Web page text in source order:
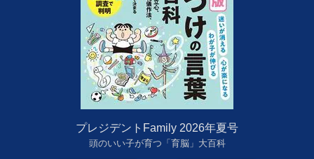
プレジデントFamily 2026年夏号
頭のいい子が育つ「育脳」大百科